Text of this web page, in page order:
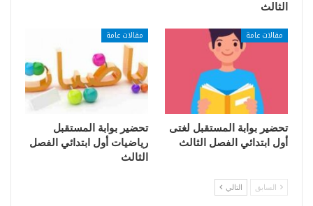
الثالث
مقالات عامة
تحضير بوابة المستقبل لغتى
أول ابتدائي الفصل الثالث
مقالات عامة
تحضير بوابة المستقبل
رياضيات أول ابتدائي الفصل
الثالث
السابق التالي